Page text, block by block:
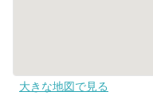
大きな地図で見る